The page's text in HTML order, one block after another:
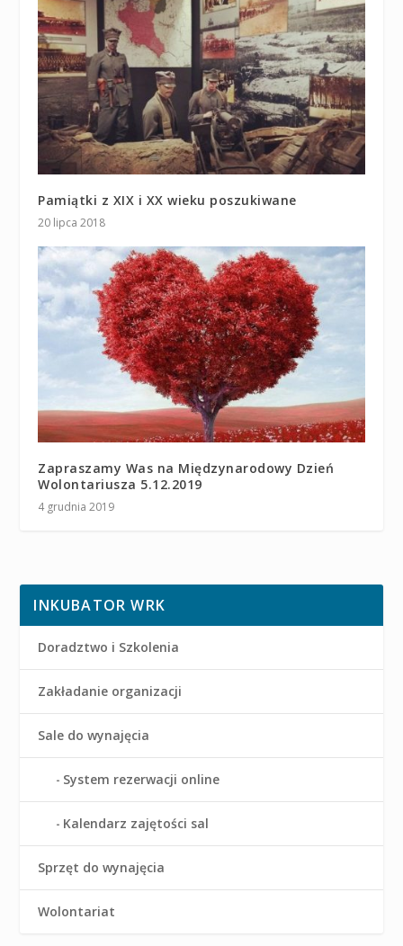
Pamiątki z XIX i XX wieku poszukiwane
20 lipca 2018
Zapraszamy Was na Międzynarodowy Dzień
Wolontariusza 5.12.2019
4 grudnia 2019
INKUBATOR WRK
Doradztwo i Szkolenia
Zakładanie organizacji
Sale do wynajęcia
System rezerwacji online
Kalendarz zajętości sal
Sprzęt do wynajęcia
Wolontariat